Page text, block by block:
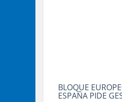
BLOQUE
ESPAÑA PIDE